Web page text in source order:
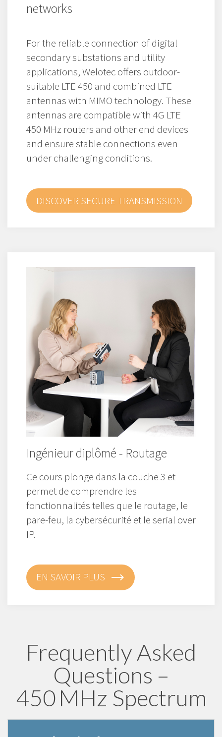
networks
For the reliable connection of digital
secondary substations and utility
applications, Welotec offers outdoor-
suitable LTE 450 and combined LTE
antennas with MIMO technology. These
antennas are compatible with 4G LTE
450 MHz routers and other end devices
and ensure stable connections even
under challenging conditions.
DISCOVER SECURE TRANSMISSION
Ingénieur diplômé - Routage
Ce cours plonge dans la couche 3 et
permet de comprendre les
fonctionnalités telles que le routage, le
pare-feu, la cybersécurité et le serial over
IP.
EN SAVOIR PLUS
Frequently Asked
Questions –
450 MHz Spectrum